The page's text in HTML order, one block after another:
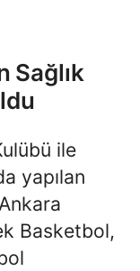
Sağlık
ile
yapılan
Basketbol,